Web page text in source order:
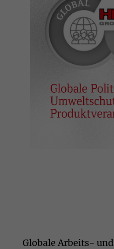
Globale Arbeits- und